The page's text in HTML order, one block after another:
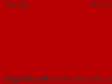
Tóm lại, là sự
SaigonDoor® là nhà sản xuất